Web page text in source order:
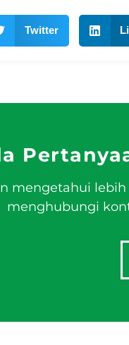
Twitter
mengetahui
menghubungi